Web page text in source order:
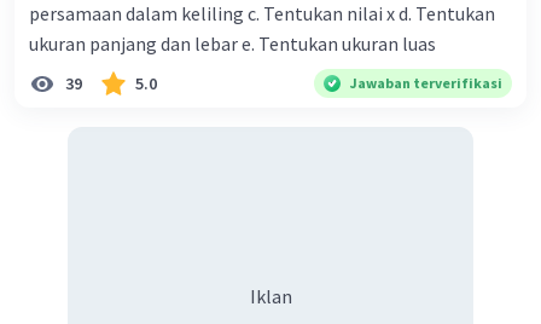
persamaan dalam keliling c. Tentukan nilai x d. Tentukan
ukuran panjang dan lebar e. Tentukan ukuran luas
39 5.0 Jawaban terverifikasi
Iklan